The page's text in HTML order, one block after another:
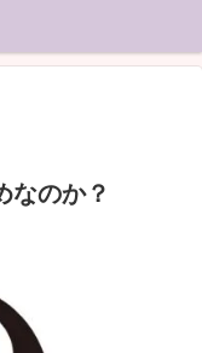
なのか？